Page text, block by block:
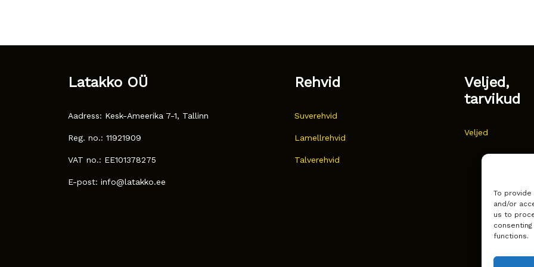
To
and/or
us to
functions.
Latakko OÜ
Aadress: Kesk-Ameerika 7-1, Tallinn
Reg. no.: 11921909
VAT no.: EE101378275
E-post: info@latakko.ee
Rehvid
Suverehvid
Lamellrehvid
Talverehvid
Veljed,
tarvikud
Veljed